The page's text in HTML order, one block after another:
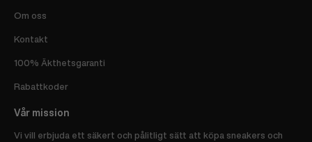
Om oss
Kontakt
100% Äkthetsgaranti
Rabattkoder
Vår mission
Vi vill erbjuda ett säkert och pålitligt sätt att köpa sneakers och